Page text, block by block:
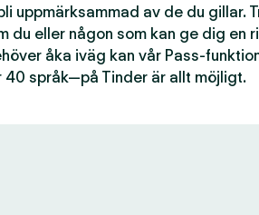
uppmärksammad av de du gillar.
du eller någon som kan ge dig en
åka iväg kan vår Pass-
40 språk—på Tinder är allt möjligt.